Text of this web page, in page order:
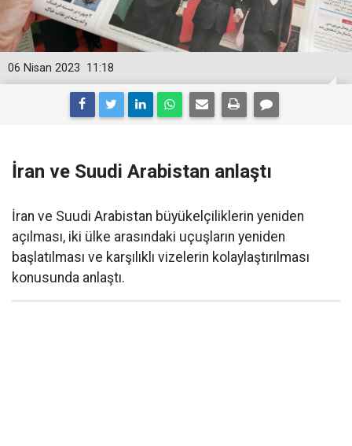
11:18
06 Nisan 2023
İran ve Suudi Arabistan anlaştı
İran ve Suudi Arabistan büyükelçiliklerin yeniden
açılması, iki ülke arasındaki uçuşların yeniden
başlatılması ve karşılıklı vizelerin kolaylaştırılması
konusunda anlaştı.